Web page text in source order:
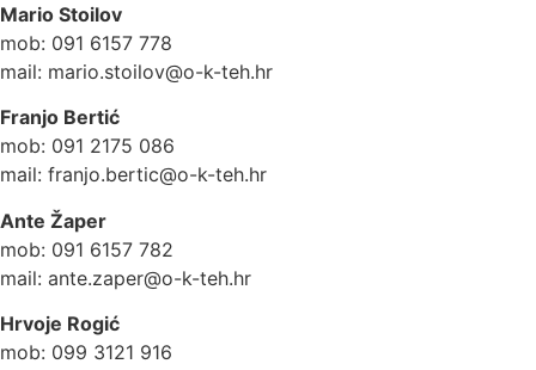
Mario Stoilov
mob: 091 6157 778
mail: mario.stoilov@o-k-teh.hr
Franjo Bertić
mob: 091 2175 086
mail: franjo.bertic@o-k-teh.hr
Ante Žaper
mob: 091 6157 782
mail: ante.zaper@o-k-teh.hr
Hrvoje Rogić
mob: 099 3121 916